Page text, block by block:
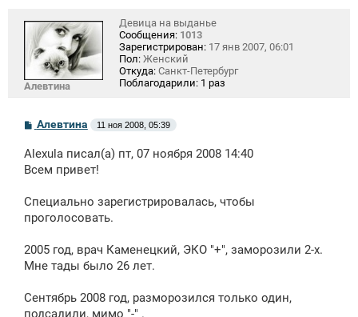
Алевтина
Девица на выданье
Сообщения: 1013
Зарегистрирован: 17 янв 2007, 06:01
Пол: Женский
Откуда: Санкт-Петербург
Поблагодарили: 1 раз
С
б
щ
и
Алевтина 11 ноя 2008, 05:39
Alexula писал(а) пт, 07 ноября 2008 14:40
Всем привет!
Специально зарегистрировалась, чтобы
проголосовать.
2005 год, врач Каменецкий, ЭКО "+", заморозили 2-х.
Мне тады было 26 лет.
Cентябрь 2008 год, разморозился только один,
подсадили, мимо "-" .